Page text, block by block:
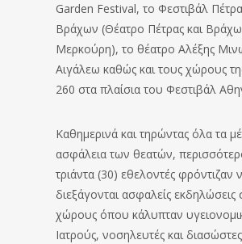
Garden Festival, το Φεστιβάλ
Βράχων (Θέατρο Πέτρας και
Μερκούρη), το θέατρο Αλέξης
Αιγάλεω καθώς και τους χώρους
260 στα πλαίσια του Φεστιβάλ
Καθημερινά και τηρώντας όλα τα
ασφάλεια των θεατών,
τριάντα (30) εθελοντές φρόντιζαν
διεξάγονται ασφαλείς εκδηλώσεις
χώρους όπου κάλυπταν
Ιατρούς, νοσηλευτές και